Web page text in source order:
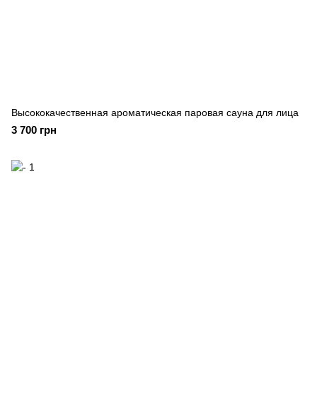
Высококачественная ароматическая паровая сауна для лица
3 700 грн